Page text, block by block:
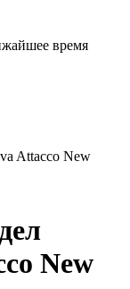
время
Attacco New
New